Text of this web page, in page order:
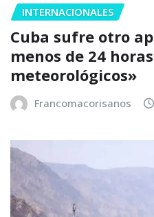
INTERNACIONALES
Cuba sufre otro
menos de 24
meteorológicos»
Francomacorisanos